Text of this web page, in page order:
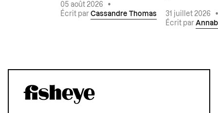
05 août 2026
•
Écrit par Cassandre Thomas 31 juillet 2026
Écrit par